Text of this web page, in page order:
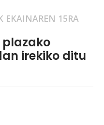
EKAINAREN 15RA
plazako
irekiko ditu